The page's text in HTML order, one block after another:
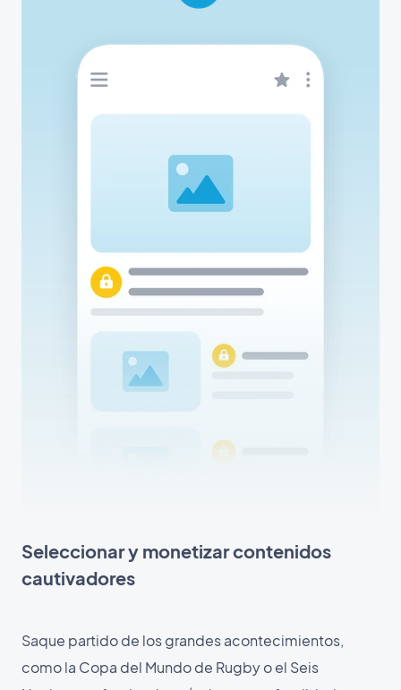
Seleccionar y monetizar contenidos
cautivadores
Saque partido de los grandes acontecimientos,
como la Copa del Mundo de Rugby o el Seis